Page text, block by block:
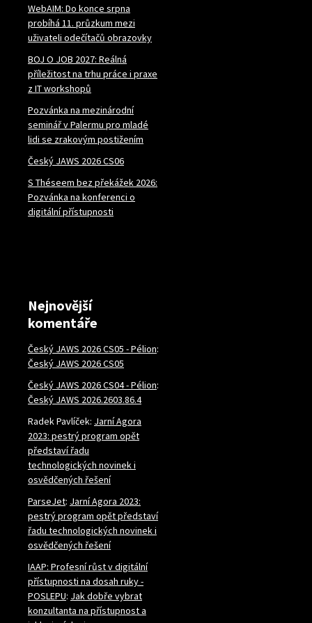
WebAIM: Do konce srpna
probíhá 11. průzkum mezi
uživateli odečítačů obrazovky
BOJ O JOB 2027: Reálná
příležitost na trhu práce i praxe
z IT workshopů
Pozvánka na mezinárodní
seminář v Palermu pro mladé
lidi se zrakovým postižením
Český JAWS 2026 CS06
S Théseem bez překážek 2026:
Pozvánka na konferenci o
digitální přístupnosti
Nejnovější
komentáře
Český JAWS 2026 CS05 - Pélion:
Český JAWS 2026 CS05
Český JAWS 2026 CS04 - Pélion:
Český JAWS 2026.2603.86.4
Radek Pavlíček: Jarní Agora
2023: pestrý program opět
představí řadu
technologických novinek i
osvědčených řešení
ParseJet: Jarní Agora 2023:
pestrý program opět představí
řadu technologických novinek i
osvědčených řešení
IAAP: Profesní růst v digitální
přístupnosti na dosah ruky -
POSLEPU: Jak dobře vybrat
konzultanta na přístupnost a